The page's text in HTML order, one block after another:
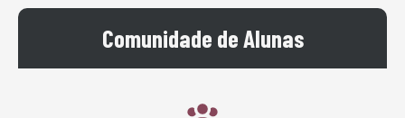
Comunidade de Alunas